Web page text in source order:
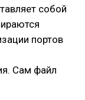
собой
портов
Сам файл